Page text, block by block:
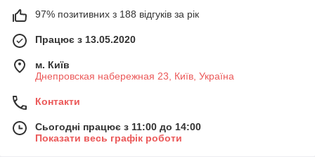
97% позитивних з 188 відгуків за рік
Працює з 13.05.2020
м. Київ
Днепровская набережная 23, Київ, Україна
Контакти
Сьогодні працює з 11:00 до 14:00
Показати весь графік роботи